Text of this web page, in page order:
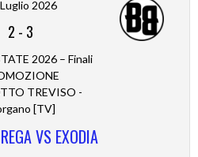
2026
2 - 3
2026 – Finali
TREVISO -
[TV]
VS EXODIA